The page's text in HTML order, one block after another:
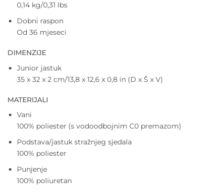
0,14 kg/0,31 lbs
Dobni raspon
Od 36 mjeseci
DIMENZIJE
Junior jastuk
35 x 32 x 2 cm/13,8 x 12,6 x 0,8 in (D x Š x V)
MATERIJALI
Vani
100% poliester (s vodoodbojnim C0 premazom)
Podstava/jastuk stražnjeg sjedala
100% poliester
Punjenje
100% poliuretan